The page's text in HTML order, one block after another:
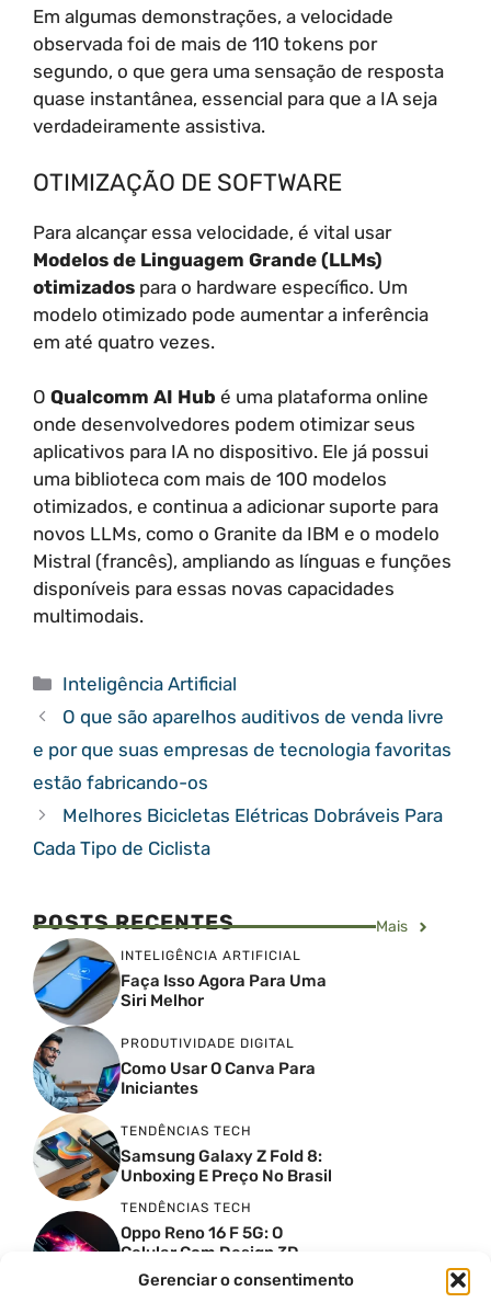
Gerenciar o consentimento
Em algumas demonstrações, a velocidade
observada foi de mais de 110 tokens por
segundo, o que gera uma sensação de resposta
quase instantânea, essencial para que a IA seja
verdadeiramente assistiva.
OTIMIZAÇÃO DE SOFTWARE
Para alcançar essa velocidade, é vital usar
Modelos de Linguagem Grande (LLMs)
otimizados para o hardware específico. Um
modelo otimizado pode aumentar a inferência
em até quatro vezes.
O Qualcomm AI Hub é uma plataforma online
onde desenvolvedores podem otimizar seus
aplicativos para IA no dispositivo. Ele já possui
uma biblioteca com mais de 100 modelos
otimizados, e continua a adicionar suporte para
novos LLMs, como o Granite da IBM e o modelo
Mistral (francês), ampliando as línguas e funções
disponíveis para essas novas capacidades
multimodais.
Categorias
Inteligência Artificial
O que são aparelhos auditivos de venda livre
e por que suas empresas de tecnologia favoritas
estão fabricando-os
Melhores Bicicletas Elétricas Dobráveis Para
Cada Tipo de Ciclista
POSTS RECENTES Mais
INTELIGÊNCIA ARTIFICIAL
Faça Isso Agora Para Uma
Siri Melhor
PRODUTIVIDADE DIGITAL
Como Usar O Canva Para
Iniciantes
TENDÊNCIAS TECH
Samsung Galaxy Z Fold 8:
Unboxing E Preço No Brasil
TENDÊNCIAS TECH
Oppo Reno 16 F 5G: O
Celular Com Design 3D
Surreal E Câmeras De 50
MP